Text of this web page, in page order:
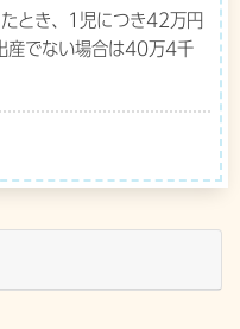
とき、1児につき42万円
産でない場合は40万4千